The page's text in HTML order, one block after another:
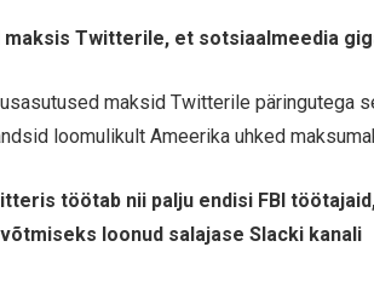
maksis Twitterile, et sotsiaalmeedia
maksid Twitterile päringutega
loomulikult Ameerika uhked
töötab nii palju endisi FBI
loonud salajase Slacki kanali